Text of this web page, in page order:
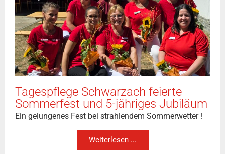
Tagespflege Schwarzach feierte
Sommerfest und 5-jähriges Jubiläum
Ein gelungenes Fest bei strahlendem Sommerwetter !
Weiterlesen ...